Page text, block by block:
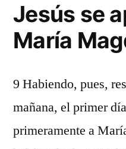
Jesús se
María
9 Habiendo, pues,
mañana, el primer
primeramente a